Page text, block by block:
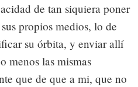
de tan siquiera poner
propios medios, lo de
su órbita, y enviar allí
menos las mismas
que de que a mi, que no